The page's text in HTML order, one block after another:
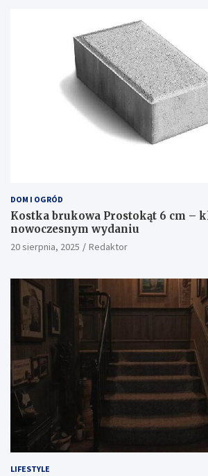
DOM I OGRÓD
Kostka brukowa Prostokąt 6 cm –
nowoczesnym wydaniu
20 sierpnia, 2025 Redaktor
LIFESTYLE